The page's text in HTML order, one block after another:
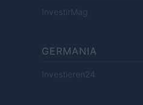
InvestirMag
GERMANIA
Investieren24